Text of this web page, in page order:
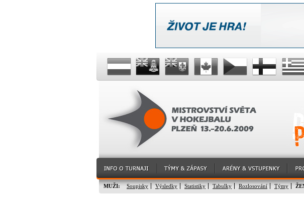
MUŽI: Soupisky Výsledky Statistiky Tabulky Rozlosování Týmy